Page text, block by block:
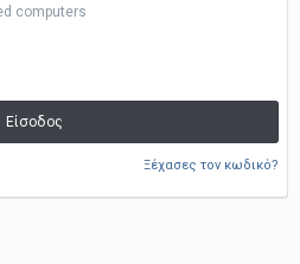
computers
Είσοδος
Ξέχασες τον κωδικό?